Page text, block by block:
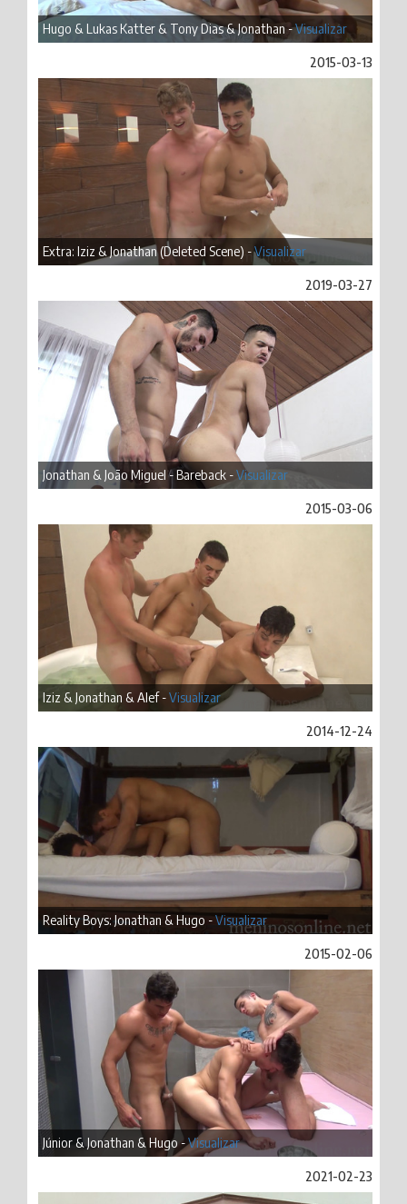
Hugo & Lukas Katter & Tony Dias & Jonathan -Visualizar
2015-03-13
Extra: Iziz & Jonathan (Deleted Scene) -Visualizar
2019-03-27
Jonathan & João Miguel - Bareback -Visualizar
2015-03-06
Iziz & Jonathan & Alef -Visualizar
2014-12-24
Reality Boys: Jonathan & Hugo -Visualizar
2015-02-06
Júnior & Jonathan & Hugo -Visualizar
2021-02-23